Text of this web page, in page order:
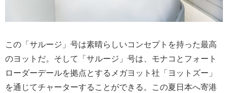
この「サルージ」号は素晴らしいコンセプトを持った最高
のヨットだ。そして「サルージ」号は、モナコとフォート
ローダーデールを拠点とするメガヨット社「ヨットズー」
を通じてチャーターすることができる。この夏日本へ寄港